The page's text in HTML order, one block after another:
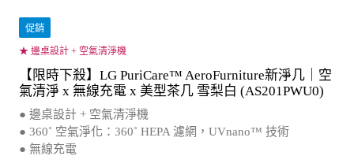
促銷
★ 邊桌設計 + 空氣清淨機
【限時下殺】LG PuriCare™ AeroFurniture新淨几｜空
氣清淨 x 無線充電 x 美型茶几 雪梨白 (AS201PWU0)
● 邊桌設計 + 空氣清淨機
● 360˚ 空氣淨化：360˚ HEPA 濾網，UVnano™ 技術
● 無線充電